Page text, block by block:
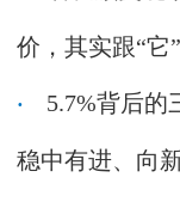
价，其实跟“它
5.7%背后的
稳中有进、向